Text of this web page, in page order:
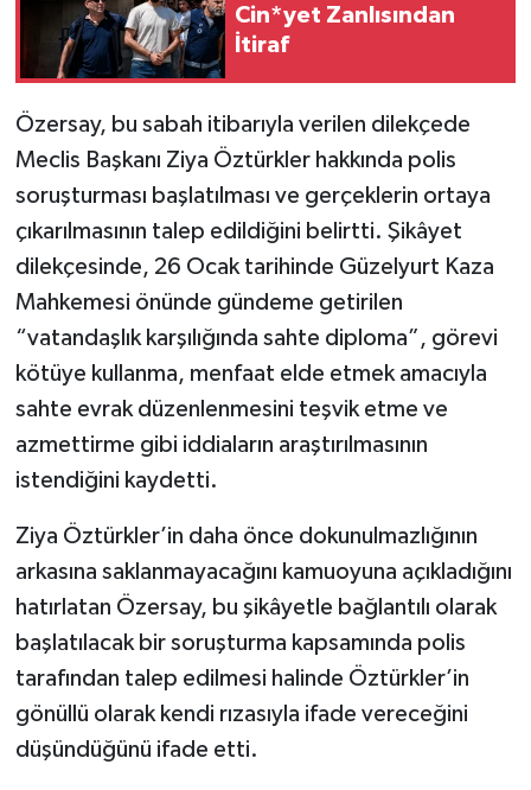
Cin*yet Zanlısından
İtiraf
Özersay, bu sabah itibarıyla verilen dilekçede
Meclis Başkanı Ziya Öztürkler hakkında polis
soruşturması başlatılması ve gerçeklerin ortaya
çıkarılmasının talep edildiğini belirtti. Şikâyet
dilekçesinde, 26 Ocak tarihinde Güzelyurt Kaza
Mahkemesi önünde gündeme getirilen
“vatandaşlık karşılığında sahte diploma”, görevi
kötüye kullanma, menfaat elde etmek amacıyla
sahte evrak düzenlenmesini teşvik etme ve
azmettirme gibi iddiaların araştırılmasının
istendiğini kaydetti.
Ziya Öztürkler’in daha önce dokunulmazlığının
arkasına saklanmayacağını kamuoyuna açıkladığını
hatırlatan Özersay, bu şikâyetle bağlantılı olarak
başlatılacak bir soruşturma kapsamında polis
tarafından talep edilmesi halinde Öztürkler’in
gönüllü olarak kendi rızasıyla ifade vereceğini
düşündüğünü ifade etti.